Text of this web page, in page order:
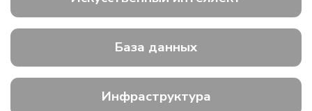
База данных
Инфраструктура